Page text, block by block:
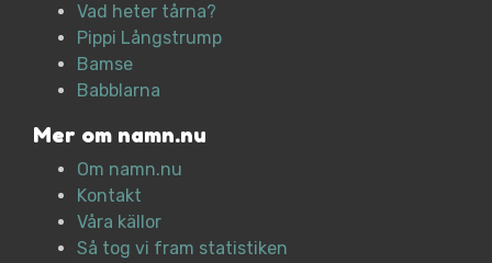
Vad heter tårna?
Pippi Långstrump
Bamse
Babblarna
Mer om namn.nu
Om namn.nu
Kontakt
Våra källor
Så tog vi fram statistiken